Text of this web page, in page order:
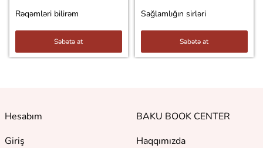
Rəqəmləri bilirəm
Səbətə at
Sağlamlığın sirləri
Səbətə at
Hesabım
Giriş
BAKU BOOK CENTER
Haqqımızda